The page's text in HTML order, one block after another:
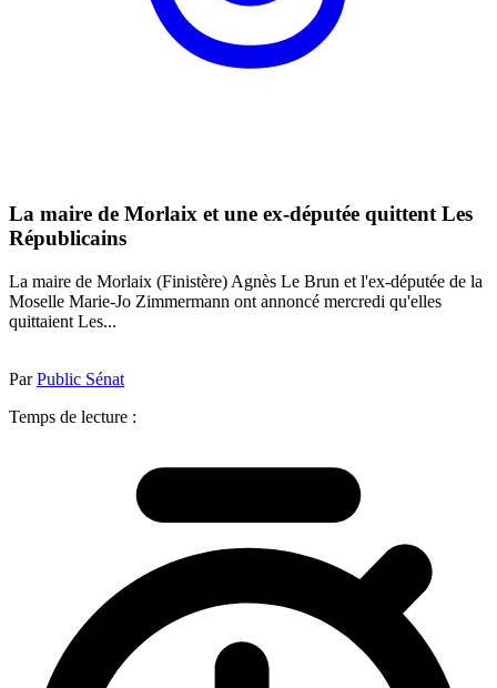
La maire de Morlaix et une ex-députée quittent Les
Républicains
La maire de Morlaix (Finistère) Agnès Le Brun et l'ex-députée de la
Moselle Marie-Jo Zimmermann ont annoncé mercredi qu'elles
quittaient Les...
ParPublic Sénat
Temps de lecture :